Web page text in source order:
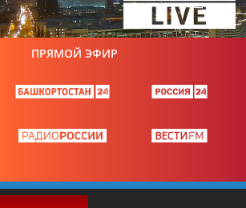
ПРЯМОЙ ЭФИР